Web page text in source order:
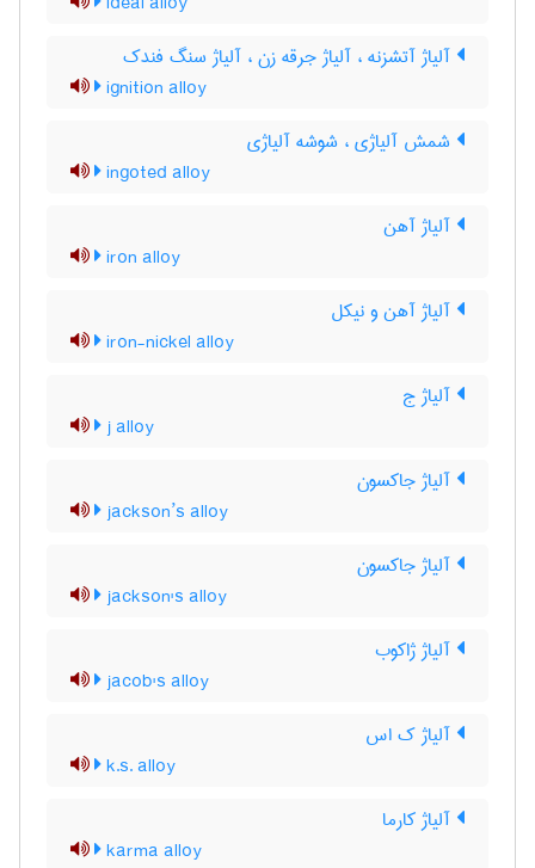
آلیاژ آتشزنه ، آلیاژ جرقه زن ، آلیاژ سنگ فندک
ignition alloy
شمش آلیاژی ، شوشه آلیاژی
ingoted alloy
آلیاژ آهن
iron alloy
آلیاژ آهن و نیکل
iron-nickel alloy
آلیاژ ج
j alloy
آلیاژ جاکسون
jackson’s alloy
آلیاژ جاکسون
jackson's alloy
آلیاژ ژاکوب
jacob's alloy
آلیاژ ک اس
k.s. alloy
آلیاژ کارما
karma alloy